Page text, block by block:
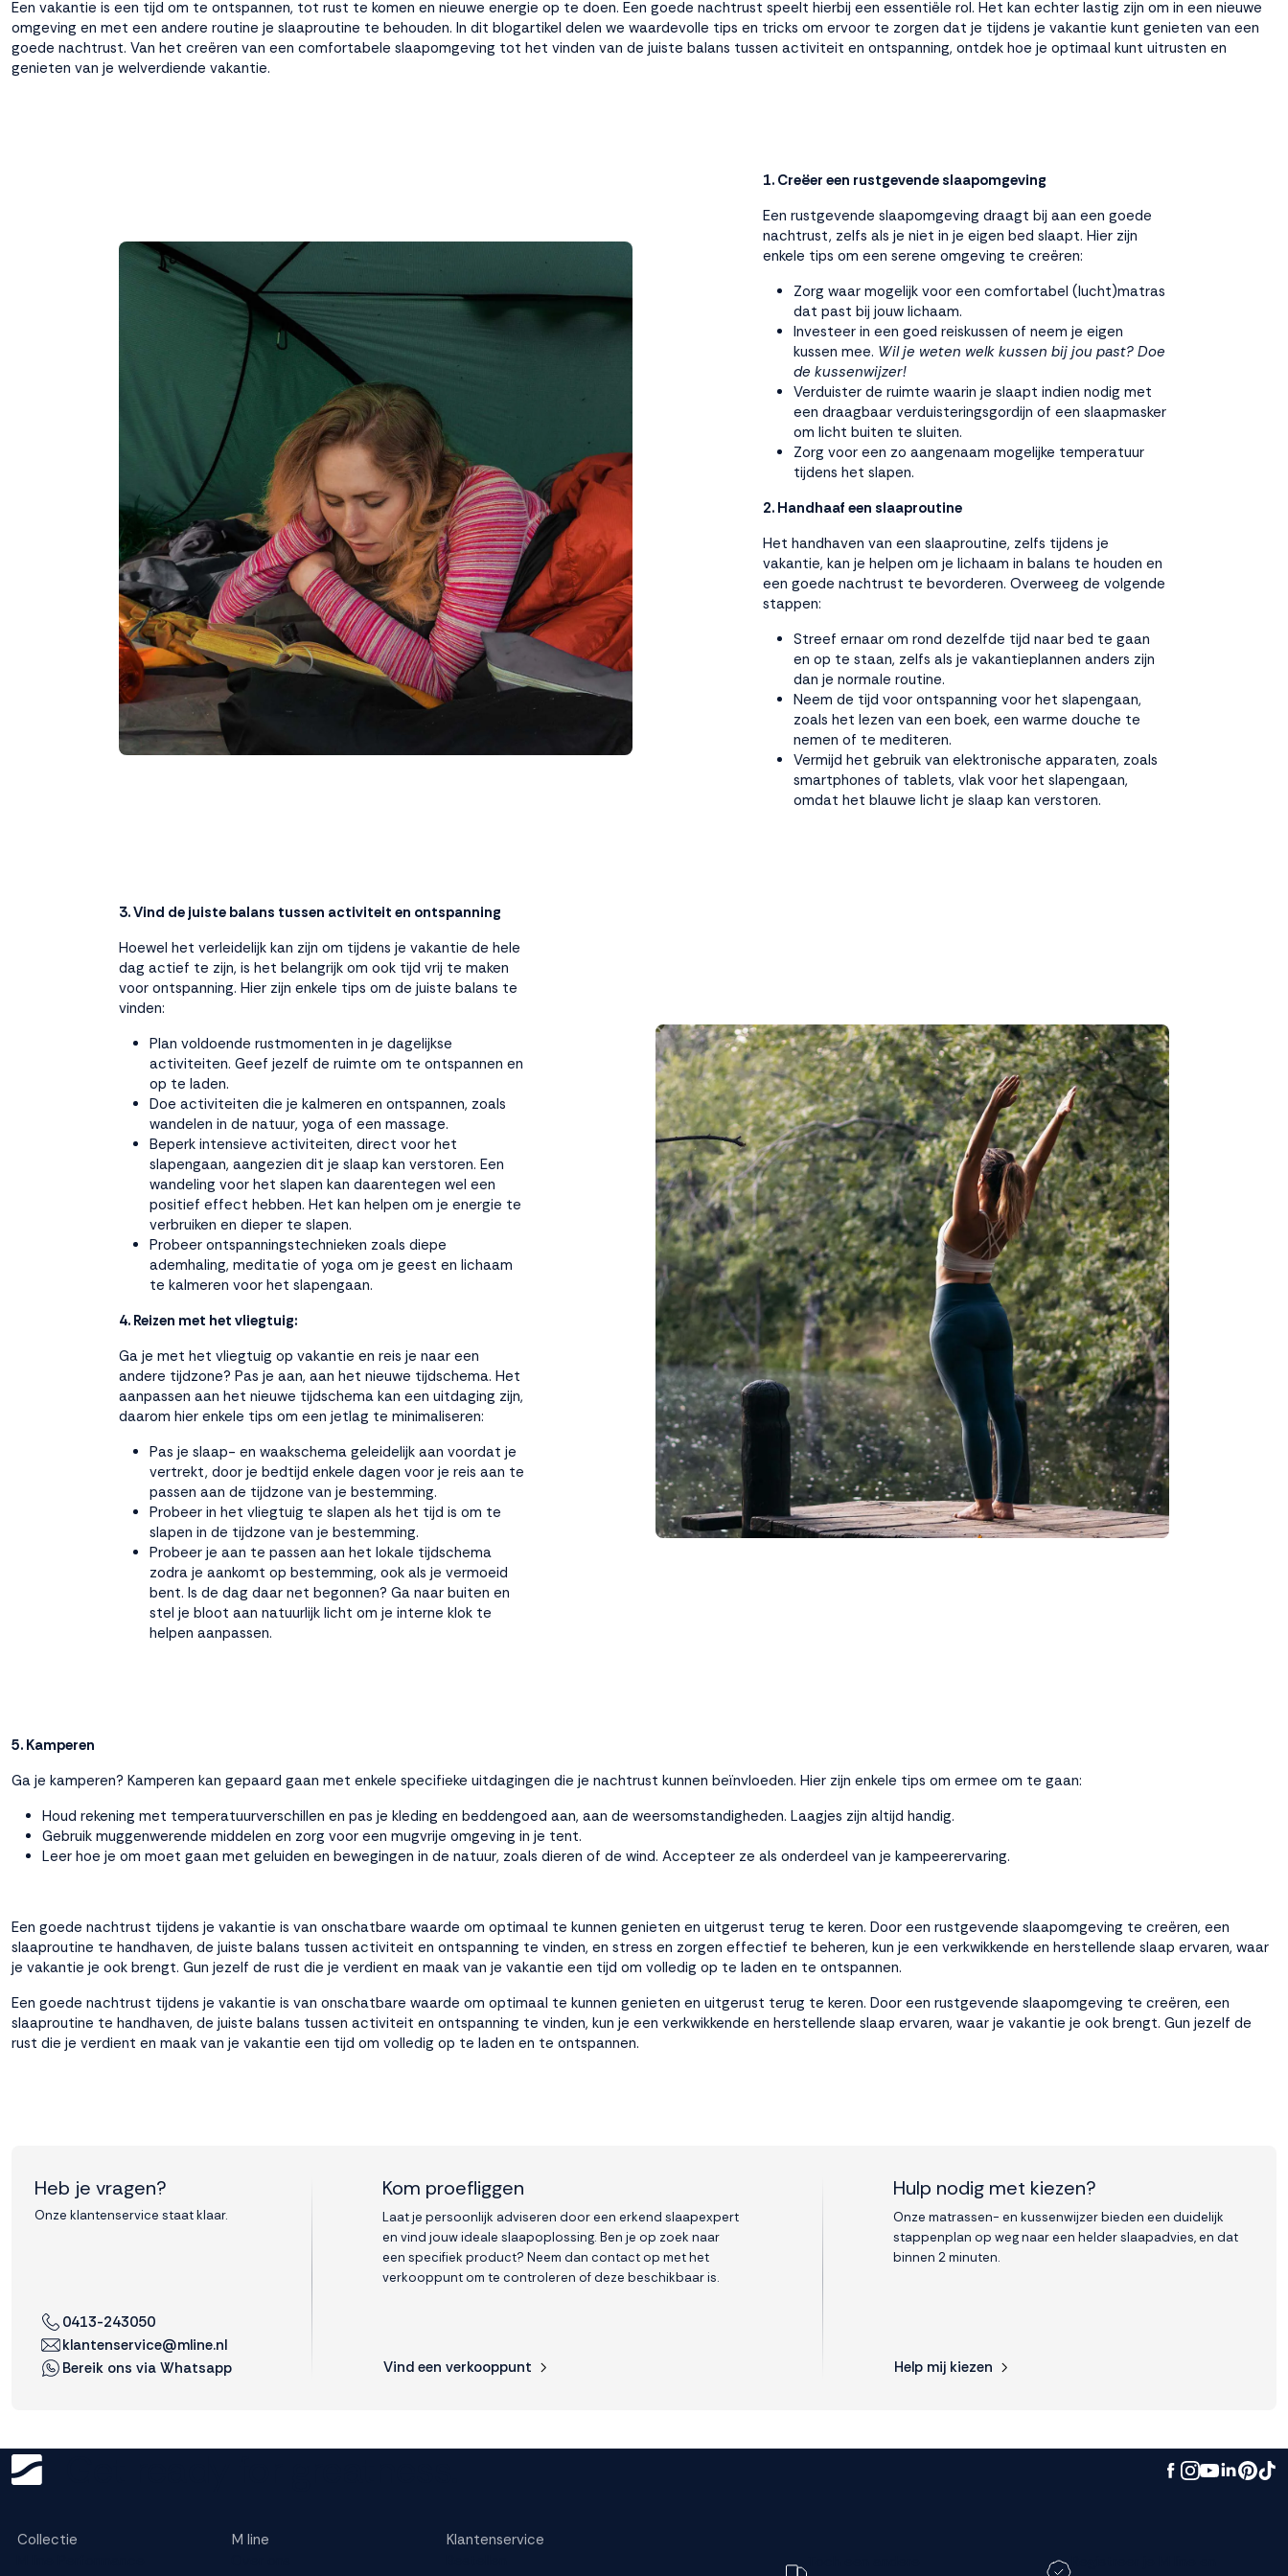
Weigeren Accepteren
Een vakantie is een tijd om te ontspannen, tot rust te komen en nieuwe energie op te doen. Een goede nachtrust speelt hierbij een essentiële rol. Het kan echter lastig zijn om in een nieuwe
omgeving en met een andere routine je slaaproutine te behouden. In dit blogartikel delen we waardevolle tips en tricks om ervoor te zorgen dat je tijdens je vakantie kunt genieten van een
goede nachtrust. Van het creëren van een comfortabele slaapomgeving tot het vinden van de juiste balans tussen activiteit en ontspanning, ontdek hoe je optimaal kunt uitrusten en
genieten van je welverdiende vakantie.
1. Creëer een rustgevende slaapomgeving
Een rustgevende slaapomgeving draagt bij aan een goede
nachtrust, zelfs als je niet in je eigen bed slaapt. Hier zijn
enkele tips om een serene omgeving te creëren:
Zorg waar mogelijk voor een comfortabel (lucht)matras
dat past bij jouw lichaam.
Investeer in een goed reiskussen of neem je eigen
kussen mee. Wil je weten welk kussen bij jou past? Doe
de kussenwijzer!
Verduister de ruimte waarin je slaapt indien nodig met
een draagbaar verduisteringsgordijn of een slaapmasker
om licht buiten te sluiten.
Zorg voor een zo aangenaam mogelijke temperatuur
tijdens het slapen.
2. Handhaaf een slaaproutine
Het handhaven van een slaaproutine, zelfs tijdens je
vakantie, kan je helpen om je lichaam in balans te houden en
een goede nachtrust te bevorderen. Overweeg de volgende
stappen:
Streef ernaar om rond dezelfde tijd naar bed te gaan
en op te staan, zelfs als je vakantieplannen anders zijn
dan je normale routine.
Neem de tijd voor ontspanning voor het slapengaan,
zoals het lezen van een boek, een warme douche te
nemen of te mediteren.
Vermijd het gebruik van elektronische apparaten, zoals
smartphones of tablets, vlak voor het slapengaan,
omdat het blauwe licht je slaap kan verstoren.
3. Vind de juiste balans tussen activiteit en ontspanning
Hoewel het verleidelijk kan zijn om tijdens je vakantie de hele
dag actief te zijn, is het belangrijk om ook tijd vrij te maken
voor ontspanning. Hier zijn enkele tips om de juiste balans te
vinden:
Plan voldoende rustmomenten in je dagelijkse
activiteiten. Geef jezelf de ruimte om te ontspannen en
op te laden.
Doe activiteiten die je kalmeren en ontspannen, zoals
wandelen in de natuur, yoga of een massage.
Beperk intensieve activiteiten, direct voor het
slapengaan, aangezien dit je slaap kan verstoren. Een
wandeling voor het slapen kan daarentegen wel een
positief effect hebben. Het kan helpen om je energie te
verbruiken en dieper te slapen.
Probeer ontspanningstechnieken zoals diepe
ademhaling, meditatie of yoga om je geest en lichaam
te kalmeren voor het slapengaan.
4. Reizen met het vliegtuig:
Ga je met het vliegtuig op vakantie en reis je naar een
andere tijdzone? Pas je aan, aan het nieuwe tijdschema. Het
aanpassen aan het nieuwe tijdschema kan een uitdaging zijn,
daarom hier enkele tips om een jetlag te minimaliseren:
Pas je slaap- en waakschema geleidelijk aan voordat je
vertrekt, door je bedtijd enkele dagen voor je reis aan te
passen aan de tijdzone van je bestemming.
Probeer in het vliegtuig te slapen als het tijd is om te
slapen in de tijdzone van je bestemming.
Probeer je aan te passen aan het lokale tijdschema
zodra je aankomt op bestemming, ook als je vermoeid
bent. Is de dag daar net begonnen? Ga naar buiten en
stel je bloot aan natuurlijk licht om je interne klok te
helpen aanpassen.
5. Kamperen
Ga je kamperen? Kamperen kan gepaard gaan met enkele specifieke uitdagingen die je nachtrust kunnen beïnvloeden. Hier zijn enkele tips om ermee om te gaan:
Houd rekening met temperatuurverschillen en pas je kleding en beddengoed aan, aan de weersomstandigheden. Laagjes zijn altijd handig.
Gebruik muggenwerende middelen en zorg voor een mugvrije omgeving in je tent.
Leer hoe je om moet gaan met geluiden en bewegingen in de natuur, zoals dieren of de wind. Accepteer ze als onderdeel van je kampeerervaring.
Een goede nachtrust tijdens je vakantie is van onschatbare waarde om optimaal te kunnen genieten en uitgerust terug te keren. Door een rustgevende slaapomgeving te creëren, een
slaaproutine te handhaven, de juiste balans tussen activiteit en ontspanning te vinden, en stress en zorgen effectief te beheren, kun je een verkwikkende en herstellende slaap ervaren, waar
je vakantie je ook brengt. Gun jezelf de rust die je verdient en maak van je vakantie een tijd om volledig op te laden en te ontspannen.
Een goede nachtrust tijdens je vakantie is van onschatbare waarde om optimaal te kunnen genieten en uitgerust terug te keren. Door een rustgevende slaapomgeving te creëren, een
slaaproutine te handhaven, de juiste balans tussen activiteit en ontspanning te vinden, kun je een verkwikkende en herstellende slaap ervaren, waar je vakantie je ook brengt. Gun jezelf de
rust die je verdient en maak van je vakantie een tijd om volledig op te laden en te ontspannen.
Heb je vragen?
Onze klantenservice staat klaar.
0413-243050
klantenservice@mline.nl
Bereik ons via Whatsapp
Kom proefliggen
Laat je persoonlijk adviseren door een erkend slaapexpert
en vind jouw ideale slaapoplossing. Ben je op zoek naar
een specifiek product? Neem dan contact op met het
verkooppunt om te controleren of deze beschikbaar is.
Vind een verkooppunt
Hulp nodig met kiezen?
Onze matrassen- en kussenwijzer bieden een duidelijk
stappenplan op weg naar een helder slaapadvies, en dat
binnen 2 minuten.
Help mij kiezen
Collectie
M line
Klantenservice